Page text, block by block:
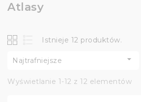
Atlasy
Istnieje 12 produktów.
Najtrafniejsze 
Wyświetlanie 1-12 z 12 elementów